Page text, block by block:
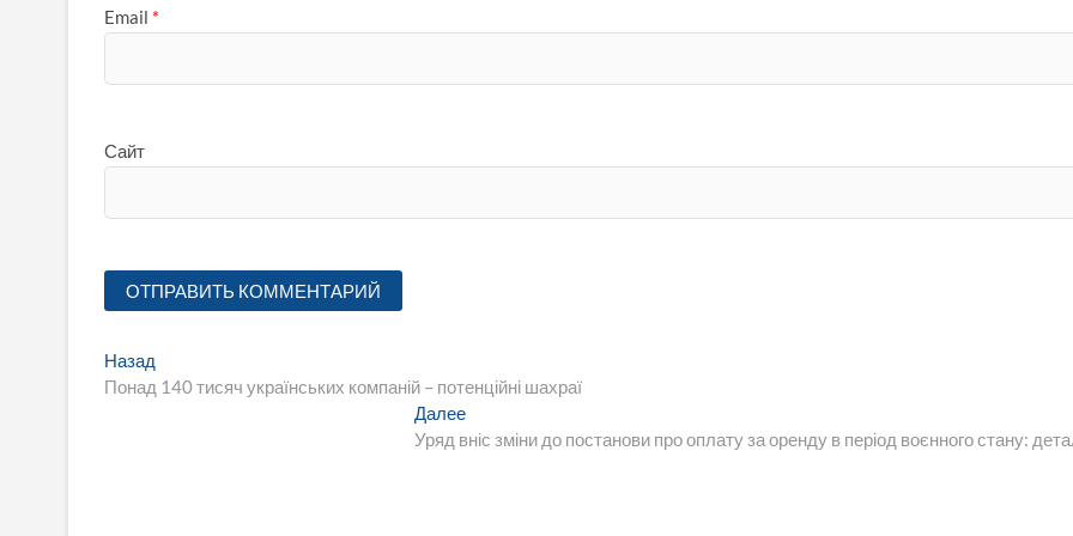
Email *
Сайт
Навигация
по
Назад
запись:
Понад 140 тисяч українських компаній – потенційні шахраї
ДалееСледующая
запись:
Уряд вніс зміни до постанови про оплату за оренду в період воєнного стану: